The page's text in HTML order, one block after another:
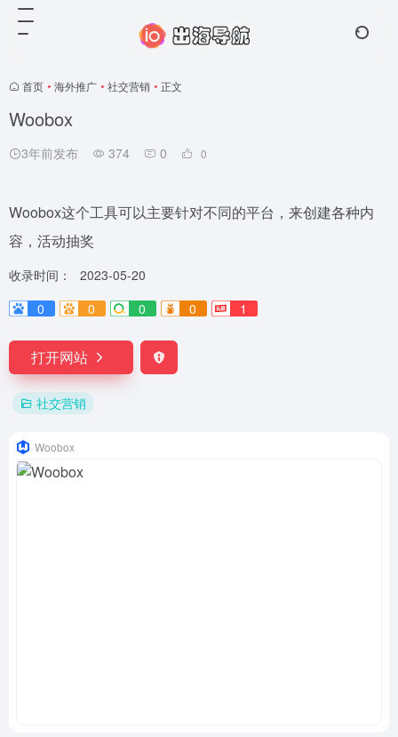
首页 • 海外推广 • 社交营销 • 正文
Woobox
3年前发布 374 0 0
Woobox这个工具可以主要针对不同的平台，来创建各种内
容，活动抽奖
收录时间：
2023-05-20
0
0 0 0 1
打开网站
社交营销
Woobox